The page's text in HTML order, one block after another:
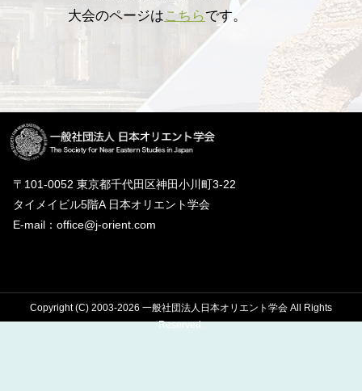
大会のページはこちらです。
〒101-0052 東京都千代田区神田小川町3-22
タイメイビル5階A 日本オリエント学会
E-mail：office@j-orient.com
Copyright (C) 2003-2026 一般社団法人日本オリエント学会 All Rights
Reserved.